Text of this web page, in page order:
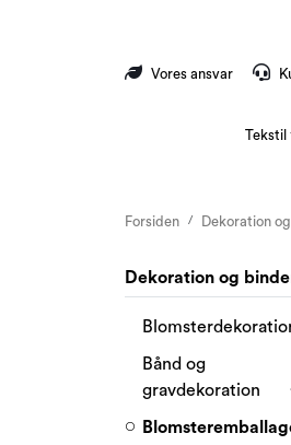
Vores ansvar
Tekstil
Forsiden Dekoration
Dekoration og
Bånd og
gravdekoration